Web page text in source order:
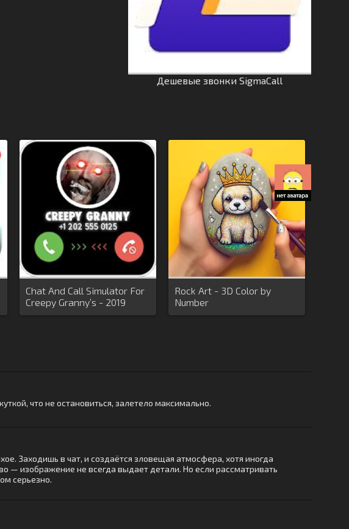
Дешевые звонки SigmaCall
Chat And Call Simulator For
Creepy Granny’s - 2019
Rock Art - 3D Color by
Number
что не остановиться, залетело максимально.
Заходишь в чат, и создаётся зловещая атмосфера, хотя иногда
— изображение не всегда выдает детали. Но если рассматривать
серьезно.